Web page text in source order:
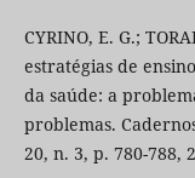
CYRINO, E. G.;
estratégias de
da saúde: a
problemas.
20, n. 3, p. 780-788,